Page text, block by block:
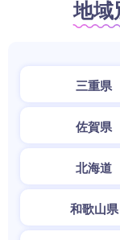
地域
三重県
佐賀県
北海道
和歌山県